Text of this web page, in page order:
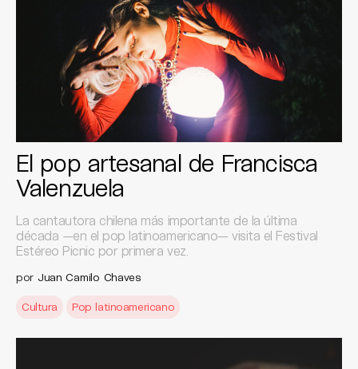
El pop artesanal de Francisca
Valenzuela
La cantautora chilena más importante de la última
década —en el pop latinoamericano— visita el Festival
Estéreo Picnic por primera vez.
por Juan Camilo Chaves
Cultura Pop latinoamericano